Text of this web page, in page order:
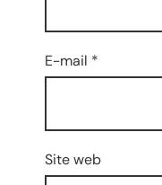
E-mail *
Site web